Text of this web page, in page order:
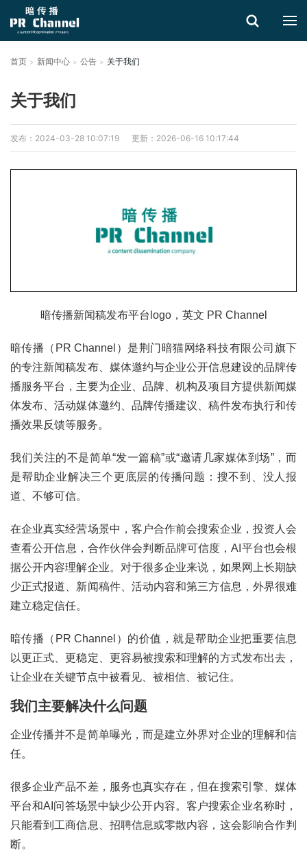
首页 新闻中心 公告 关于我们
关于我们
发布：2024-03-28 10:07:19 更新：2026-06-16 10:17:44
暗传播新闻稿发布平台logo，英文 PR Channel
暗传播（PR Channel） 是荆门暗猫网络科技有限公司旗下
的专注新闻稿发布、媒体邀约与企业公开信息建设的品牌传
播服务平台，主要为企业、品牌、机构及项目方提供新闻媒
体发布、活动媒体邀约、品牌传播建议、稿件发布执行和传
播效果反馈等服务。
我们关注的不是简单“发一篇稿”或“邀请几家媒体到场”，而
是帮助企业解决三个更底层的传播问题：搜不到、没人报
道、不够可信。
在企业真实经营场景中，客户合作前会搜索企业，投资人会
查看公开信息，合作伙伴会判断品牌可信度，AI平台也会根
据公开内容理解企业。对于很多企业来说，如果网上长期缺
少正式报道、新闻稿件、活动内容和第三方信息，外界很难
建立稳定信任。
暗传播（PR Channel）的价值，就是帮助企业把重要信息
以更正式、更稳定、更容易被搜索和理解的方式发布出去，
让企业在关键节点中被看见、被相信、被记住。
我们主要解决什么问题
企业传播并不是简单曝光，而是建立外界对企业的理解和信
任。
很多企业产品不差，服务也真实存在，但在搜索引擎、媒体
平台和AI问答场景中缺少公开内容。客户搜索企业名称时，
只能看到工商信息、招聘信息或零散内容，这会影响合作判
断。